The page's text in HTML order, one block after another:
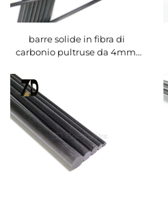
barre solide in fibra di
carbonio pultruse da 4mm,
per pettini elettrici
raccoglitori di olive